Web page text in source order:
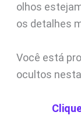
olhos
os detalhes
Você está
ocultos